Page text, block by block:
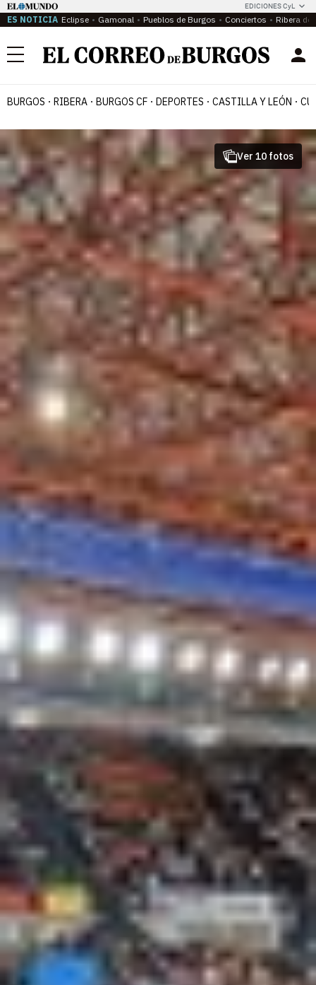
EDICIONES CyL
ES NOTICIA Eclipse Gamonal Pueblos de Burgos Conciertos Ribera del
Menú
BURGOS RIBERA BURGOS CF DEPORTES CASTILLA Y LEÓN
Ver 10 fotos